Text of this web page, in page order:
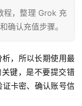
程，整理 Grok 充
确认充值步骤。
，所以长期使用最
键，是不要提交错
卡密、确认账号信